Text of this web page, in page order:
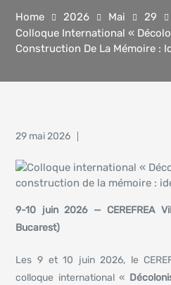
Home 2026 Mai
29
Colloque International «
Construction De La Mémoire :
29 mai 2026
9-10 juin 2026 — CEREFREA
Bucarest)
Les 9 et 10 juin 2026, le
colloque international «